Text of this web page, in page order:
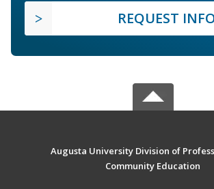
REQUEST
Augusta University Division of
Community Education